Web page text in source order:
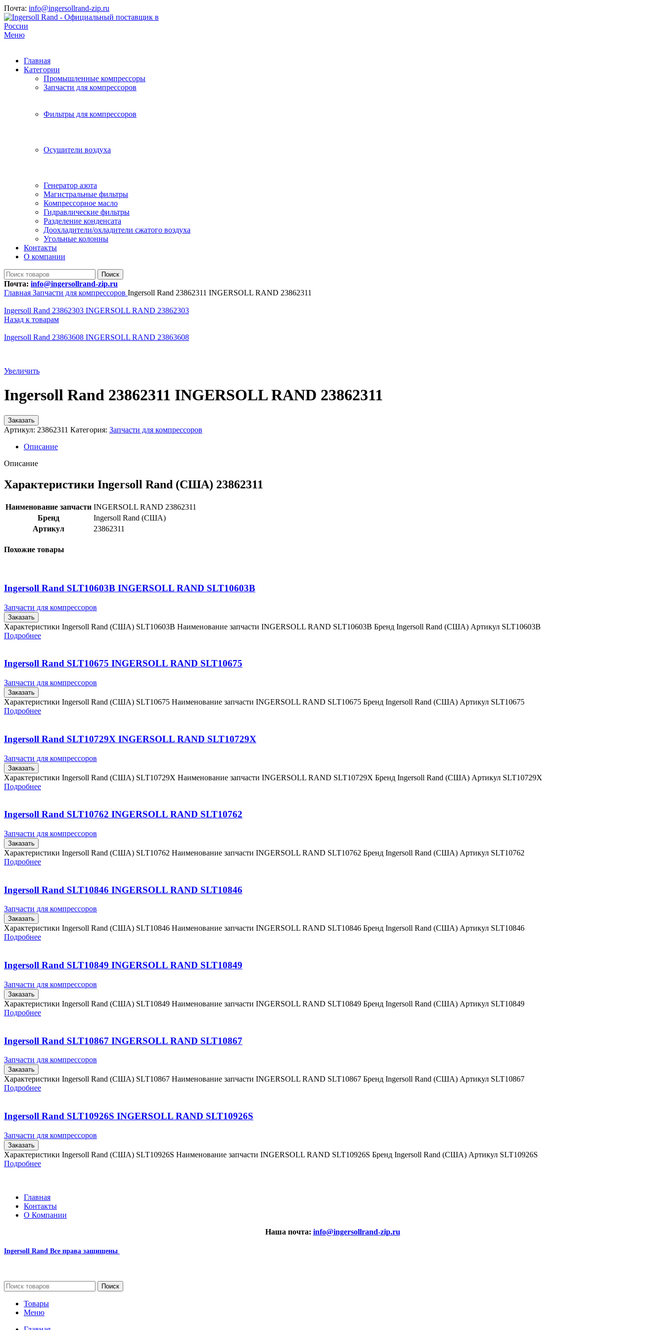
Почта: info@ingersollrand-zip.ru
Меню
Главная
Категории
Промышленные компрессоры
Запчасти для компрессоров
Фильтры для компрессоров
Осушители воздуха
Генератор азота
Магистральные фильтры
Компрессорное масло
Гидравлические фильтры
Разделение конденсата
Доохладители/охладители сжатого воздуха
Угольные колонны
Контакты
О компании
Поиск
Почта: info@ingersollrand-zip.ru
Главная Запчасти для компрессоров Ingersoll Rand 23862311 INGERSOLL RAND 23862311
Ingersoll Rand 23862303 INGERSOLL RAND 23862303
Назад к товарам
Ingersoll Rand 23863608 INGERSOLL RAND 23863608
Увеличить
Ingersoll Rand 23862311 INGERSOLL RAND 23862311
Заказать
Артикул: 23862311 Категория: Запчасти для компрессоров
Описание
Описание
Характеристики Ingersoll Rand (США) 23862311
Наименование запчасти INGERSOLL RAND 23862311
Бренд
Ingersoll Rand (США)
Артикул
23862311
Похожие товары
Ingersoll Rand SLT10603B INGERSOLL RAND SLT10603B
Запчасти для компрессоров
Заказать
Характеристики Ingersoll Rand (США) SLT10603B Наименование запчасти INGERSOLL RAND SLT10603B Бренд Ingersoll Rand (США) Артикул SLT10603B
Подробнее
Ingersoll Rand SLT10675 INGERSOLL RAND SLT10675
Запчасти для компрессоров
Заказать
Характеристики Ingersoll Rand (США) SLT10675 Наименование запчасти INGERSOLL RAND SLT10675 Бренд Ingersoll Rand (США) Артикул SLT10675
Подробнее
Ingersoll Rand SLT10729X INGERSOLL RAND SLT10729X
Запчасти для компрессоров
Заказать
Характеристики Ingersoll Rand (США) SLT10729X Наименование запчасти INGERSOLL RAND SLT10729X Бренд Ingersoll Rand (США) Артикул SLT10729X
Подробнее
Ingersoll Rand SLT10762 INGERSOLL RAND SLT10762
Запчасти для компрессоров
Заказать
Характеристики Ingersoll Rand (США) SLT10762 Наименование запчасти INGERSOLL RAND SLT10762 Бренд Ingersoll Rand (США) Артикул SLT10762
Подробнее
Ingersoll Rand SLT10846 INGERSOLL RAND SLT10846
Запчасти для компрессоров
Заказать
Характеристики Ingersoll Rand (США) SLT10846 Наименование запчасти INGERSOLL RAND SLT10846 Бренд Ingersoll Rand (США) Артикул SLT10846
Подробнее
Ingersoll Rand SLT10849 INGERSOLL RAND SLT10849
Запчасти для компрессоров
Заказать
Характеристики Ingersoll Rand (США) SLT10849 Наименование запчасти INGERSOLL RAND SLT10849 Бренд Ingersoll Rand (США) Артикул SLT10849
Подробнее
Ingersoll Rand SLT10867 INGERSOLL RAND SLT10867
Запчасти для компрессоров
Заказать
Характеристики Ingersoll Rand (США) SLT10867 Наименование запчасти INGERSOLL RAND SLT10867 Бренд Ingersoll Rand (США) Артикул SLT10867
Подробнее
Ingersoll Rand SLT10926S INGERSOLL RAND SLT10926S
Запчасти для компрессоров
Заказать
Характеристики Ingersoll Rand (США) SLT10926S Наименование запчасти INGERSOLL RAND SLT10926S Бренд Ingersoll Rand (США) Артикул SLT10926S
Подробнее
Главная
Контакты
О Компании
Наша почта: info@ingersollrand-zip.ru
Ingersoll Rand Все права защищены
Поиск
Товары
Меню